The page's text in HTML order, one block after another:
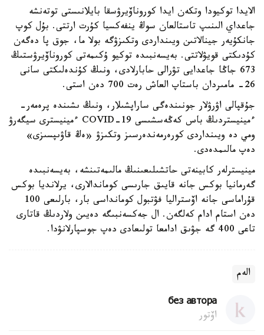
الايدا توكيودا وتكەن ايدا كوروناۆيرۋسقا بايلانىستى توتەنشە
جاعداي الىنىپ تاستالعان سوڭ ينفەكسيا كۇرت ارتتى. بۇل كوپ
جانكۇيەر جينالاتىن ويىنداردى وتكىزۋگە بولا ما، جوق پا دەگەن
كۇدىكتى قويۋلاتتى. بەيسەنبىدە توكيو ۇكىمەتى كوروناۆيرۋستىڭ
673 جاڭا جاعدايى تۋرالى حابارلادى، ونىڭ كۇندەلىكتى سانى
26- مامىردان باستاپ العاش رەت 700 دەن استى.
جۇقپالى اۋرۋلار جونىندەگى ساراپشىلار، ونىڭ ىشىندە پرەمەر-
ءمينيستردىڭ باس كەڭەسشىسى COVID-19 ءمينيسترى سيگەرۋ
ومي دە ويىنداردى كورەرمەندەرسىز وتكىزۋ «ەڭ قاۋىپسىزى»
دەپ مالىمدەدى.
مينيسترلەر كابينەتى حاتشىلىعىنىڭ مالىمەتىنشە، بەيسەنبىدە
گەرمانيا بوكس جانە قايىق جارىسى كوماندالارى، يرلانديا بوكس
قۇراماسى جانە اۆستراليا فۋتبول كومانداسى بار، بارلىعى 100
دەن استام ادام كەلگەن. ال جەكسەنبىگە دەيىن ولاردىڭ قاتارى
تاعى 400 گە جۋىق ادامعا تولىعادى دەپ جوسپارلانۋدا.
الەم
без автора
اۆتور